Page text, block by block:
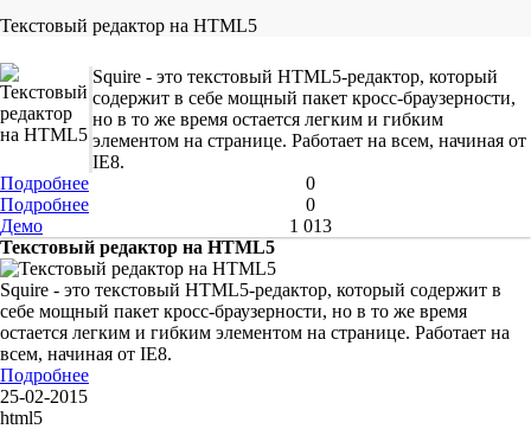
Текстовый редактор на HTML5
Squire - это текстовый HTML5-редактор, который
содержит в себе мощный пакет кросс-браузерности,
но в то же время остается легким и гибким
элементом на странице. Работает на всем, начиная от
IE8.
Подробнее
Подробнее
Демо
0
0
1 013
Текстовый редактор на HTML5
Squire - это текстовый HTML5-редактор, который содержит в
себе мощный пакет кросс-браузерности, но в то же время
остается легким и гибким элементом на странице. Работает на
всем, начиная от IE8.
Подробнее
25-02-2015
html5